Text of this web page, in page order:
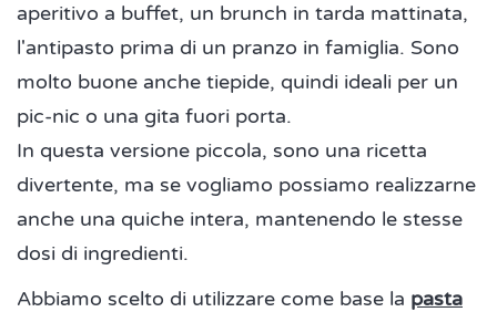
aperitivo a buffet, un brunch in tarda mattinata,
l'antipasto prima di un pranzo in famiglia. Sono
molto buone anche tiepide, quindi ideali per un
pic-nic o una gita fuori porta.
In questa versione piccola, sono una ricetta
divertente, ma se vogliamo possiamo realizzarne
anche una quiche intera, mantenendo le stesse
dosi di ingredienti.
Abbiamo scelto di utilizzare come base la pasta